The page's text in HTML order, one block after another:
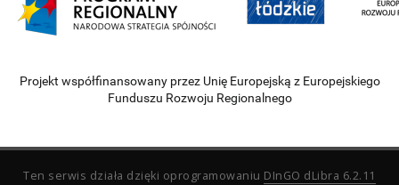
Projekt współfinansowany przez Unię Europejską z Europejskiego
Funduszu Rozwoju Regionalnego
Ten serwis działa dzięki oprogramowaniu DInGO dLibra 6.2.11